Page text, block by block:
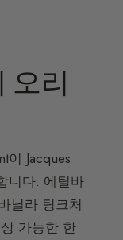
오리
이 Jacques
니다: 에틸바
닐라 팅크처
가능한 한